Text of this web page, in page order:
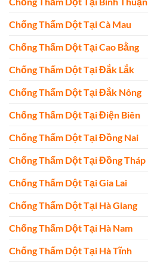
Chống Thấm Dột Tại Cà Mau
Chống Thấm Dột Tại Cao Bằng
Chống Thấm Dột Tại Đắk Lắk
Chống Thấm Dột Tại Đắk Nông
Chống Thấm Dột Tại Điện Biên
Chống Thấm Dột Tại Đồng Nai
Chống Thấm Dột Tại Đồng Tháp
Chống Thấm Dột Tại Gia Lai
Chống Thấm Dột Tại Hà Giang
Chống Thấm Dột Tại Hà Nam
Chống Thấm Dột Tại Hà Tĩnh